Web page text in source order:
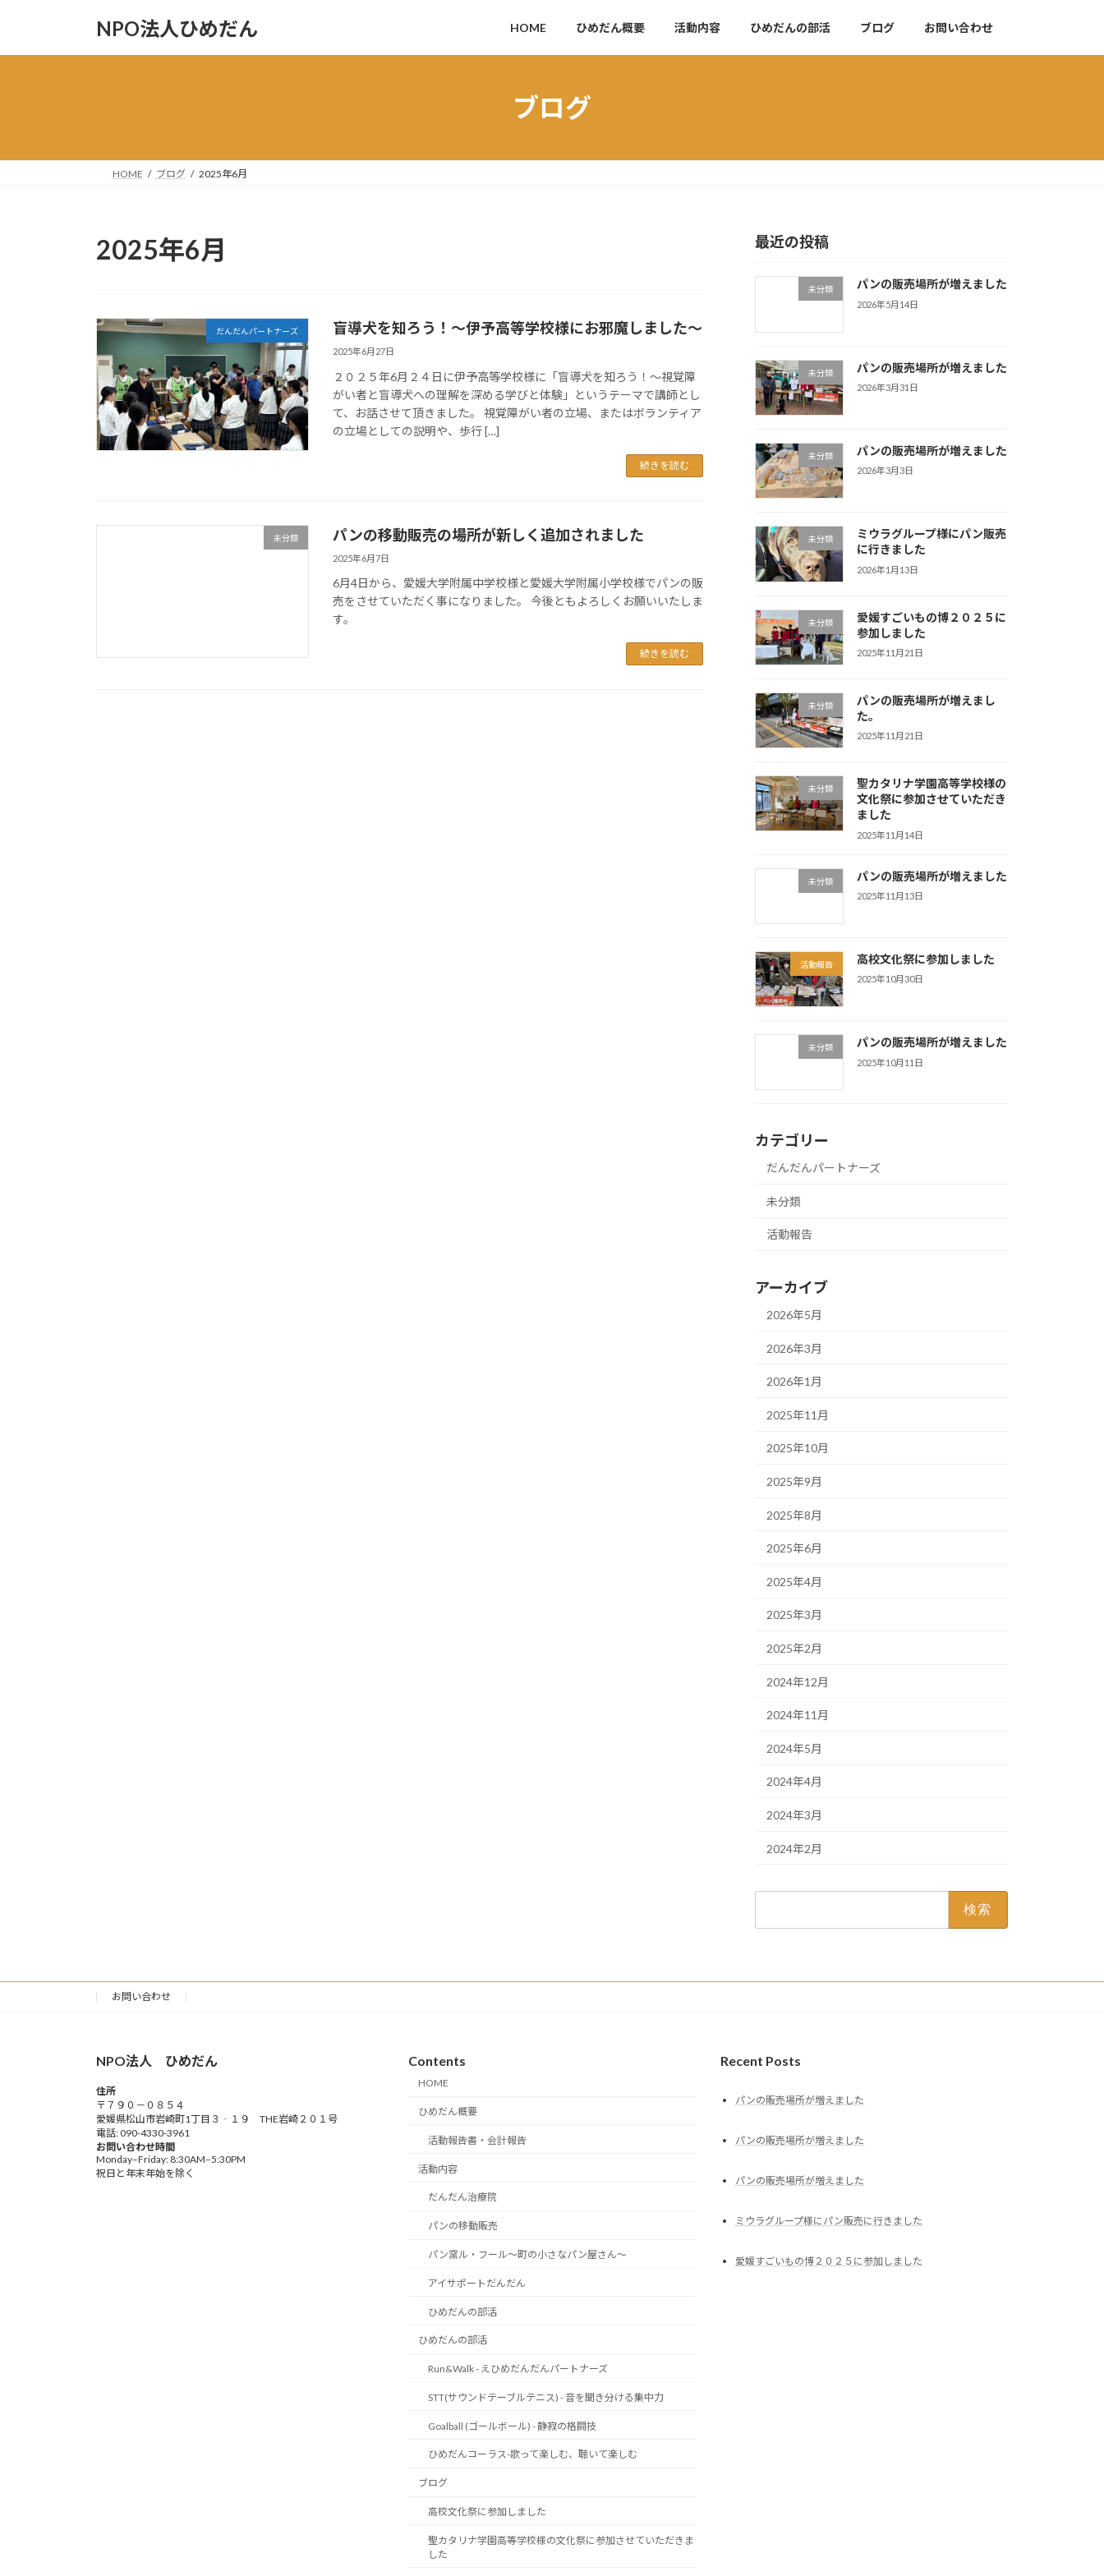
NPO法人ひめだん HOME ひめだん概要 活動内容 ひめだんの部活 ブログ お問い合わせ
ブログ
HOME ブログ 2025年6月
2025年6月
だんだんパートナーズ 盲導犬を知ろう！～伊予高等学校様にお邪魔しました～
2025年6月27日
２０２５年6月２４日に伊予高等学校様に「盲導犬を知ろう！～視覚障
がい者と盲導犬への理解を深める学びと体験」というテーマで講師とし
て、お話させて頂きました。 視覚障がい者の立場、またはボランティア
の立場としての説明や、歩行 […]
続きを読む
未分類 パンの移動販売の場所が新しく追加されました
2025年6月7日
6月4日から、愛媛大学附属中学校様と愛媛大学附属小学校様でパンの販
売をさせていただく事になりました。 今後ともよろしくお願いいたしま
す。
続きを読む
最近の投稿
未分類 パンの販売場所が増えました
2026年5月14日
未分類 パンの販売場所が増えました
2026年3月31日
未分類 パンの販売場所が増えました
2026年3月3日
未分類
ミウラグループ様にパン販売
に行きました
2026年1月13日
未分類
愛媛すごいもの博２０２５に
参加しました
2025年11月21日
未分類
パンの販売場所が増えまし
た。
2025年11月21日
未分類
聖カタリナ学園高等学校様の
文化祭に参加させていただき
ました
2025年11月14日
未分類 パンの販売場所が増えました
2025年11月13日
活動報告 高校文化祭に参加しました
2025年10月30日
未分類 パンの販売場所が増えました
2025年10月11日
カテゴリー
だんだんパートナーズ
未分類
活動報告
アーカイブ
2026年5月
2026年3月
2026年1月
2025年11月
2025年10月
2025年9月
2025年8月
2025年6月
2025年4月
2025年3月
2025年2月
2024年12月
2024年11月
2024年5月
2024年4月
2024年3月
2024年2月
お問い合わせ
NPO法人 ひめだん
住所
〒７９０－０８５４
愛媛県松山市岩崎町1丁目３‐１９ THE岩崎２０１号
電話: 090-4330-3961
お問い合わせ時間
Monday–Friday: 8:30AM–5:30PM
祝日と年末年始を除く
Contents
HOME
ひめだん概要
活動報告書・会計報告
活動内容
だんだん治療院
パンの移動販売
パン窯ル・フール～町の小さなパン屋さん～
アイサポートだんだん
ひめだんの部活
ひめだんの部活
Run&Walk - えひめだんだんパートナーズ
STT(サウンドテーブルテニス) - 音を聞き分ける集中力
Goalball (ゴールボール) - 静寂の格闘技
ひめだんコーラス-歌って楽しむ、聴いて楽しむ
ブログ
高校文化祭に参加しました
聖カタリナ学園高等学校様の文化祭に参加させていただきま
した
Recent Posts
パンの販売場所が増えました
パンの販売場所が増えました
パンの販売場所が増えました
ミウラグループ様にパン販売に行きました
愛媛すごいもの博２０２５に参加しました